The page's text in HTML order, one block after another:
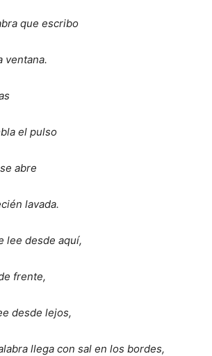
que escribo
ventana.
el pulso
abre
lavada.
lee desde aquí,
frente,
desde lejos,
llega con sal en los bordes,